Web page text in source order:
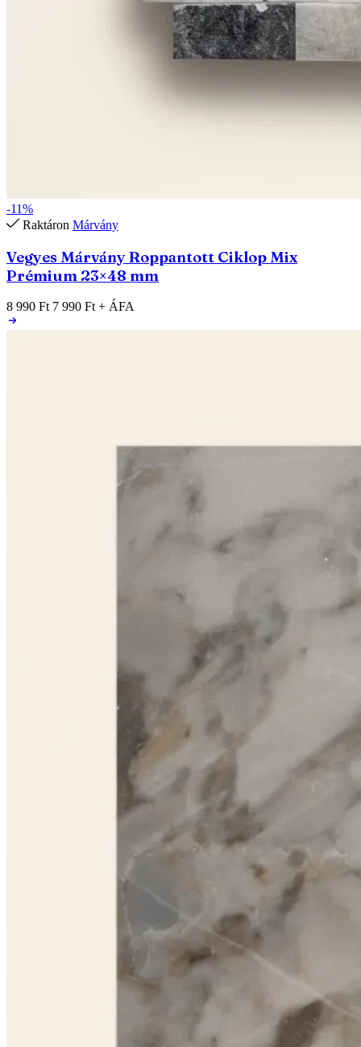
-11%
Raktáron Márvány
Vegyes Márvány Roppantott Ciklop Mix
Prémium 23×48 mm
8 990 Ft 7 990 Ft + ÁFA